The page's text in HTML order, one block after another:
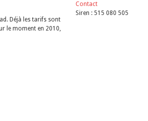
Déjà les tarifs sont
le moment en 2010,
Contact
Siren : 515 080 505